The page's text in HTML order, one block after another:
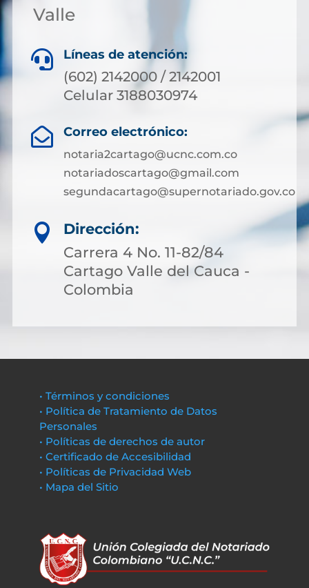
Valle
 Líneas de atención:
(602) 2142000 / 2142001
Celular 3188030974
 Correo electrónico:
notaria2cartago@ucnc.com.co
notariadoscartago@gmail.com
segundacartago@supernotariado.gov.co

Dirección:
Carrera 4 No. 11-82/84
Cartago Valle del Cauca -
Colombia
• Términos y condiciones
• Política de Tratamiento de Datos
Personales
• Políticas de derechos de autor
• Certificado de Accesibilidad
• Políticas de Privacidad Web
• Mapa del Sitio